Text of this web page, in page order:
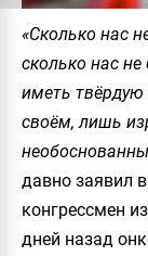
«Сколько нас
сколько нас
иметь твёрдую
своём, лишь
давно заявил
конгрессмен
дней назад